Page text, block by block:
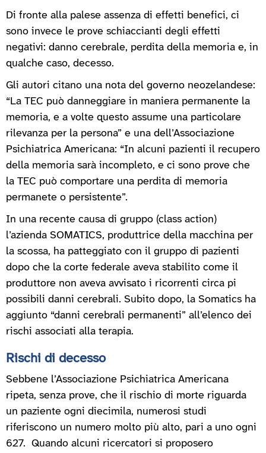
Di fronte alla palese assenza di effetti benefici, ci
sono invece le prove schiaccianti degli effetti
negativi: danno cerebrale, perdita della memoria e, in
qualche caso, decesso.
Gli autori citano una nota del governo neozelandese:
“La TEC può danneggiare in maniera permanente la
memoria, e a volte questo assume una particolare
rilevanza per la persona” e una dell’Associazione
Psichiatrica Americana: “In alcuni pazienti il recupero
della memoria sarà incompleto, e ci sono prove che
la TEC può comportare una perdita di memoria
permanete o persistente”.
In una recente causa di gruppo (class action)
l’azienda SOMATICS, produttrice della macchina per
la scossa, ha patteggiato con il gruppo di pazienti
dopo che la corte federale aveva stabilito come il
produttore non aveva avvisato i ricorrenti circa pi
possibili danni cerebrali. Subito dopo, la Somatics ha
aggiunto “danni cerebrali permanenti” all’elenco dei
rischi associati alla terapia.
Rischi di decesso
Sebbene l’Associazione Psichiatrica Americana
ripeta, senza prove, che il rischio di morte riguarda
un paziente ogni diecimila, numerosi studi
riferiscono un numero molto più alto, pari a uno ogni
627. Quando alcuni ricercatori si proposero